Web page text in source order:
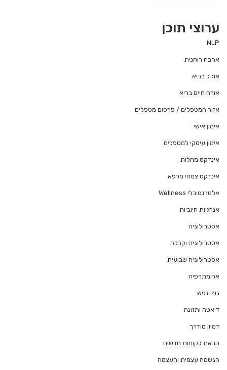
ערוצי תוכן
NLP
אהבה רוחנית
אוכל בריא
אורח חיים בריא
אזור המטפלים / פרסום מטפלים
אימון אישי
אימון עיסקי למטפלים
אינדקס מחלות
אינדקס צמחי מרפא
אלטרנטיבלי Wellness
אנרגיות חיוביות
אסטרולוגיה
אסטרולוגיה וקבלה
אסטרולוגיה שבועית
ארומתרפיה
גוף ונפש
דיאטה ותזונה
דמיון מודרך
הבאת לקוחות חדשים
הגשמה עצמית והעצמה